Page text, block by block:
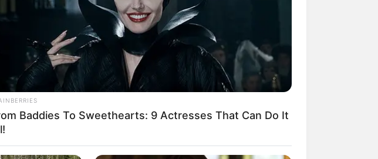
weitere Kalauer
Baddies To Sweethearts: 9 Actresses That Can Do It
Leave You
BUZZ DAY
What This Snake Does—Experts Say
You Can't Unsee It